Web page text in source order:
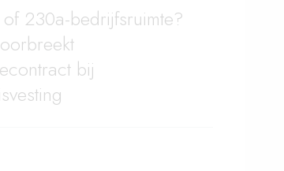
230a-bedrijfsruimte?
bij